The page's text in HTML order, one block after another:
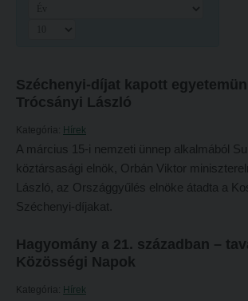
Rektori utasítások
Határozatok
Nemzetközi mobilitás
Történeti áttekintés
Hasznos linkek
Református Pedagógiai Intézet
OKTATÁS
Pedagógusképző Intézet
Gyakorlati és Továbbképzési Intézet
Minőségbiztosítás
Oktatóink
Szabályzatok
Rektori utasítások
Határozatok
Nemzetközi mobilitás
Széchenyi-díjat kapott
Trócsányi László
Kategória: Hírek
A március 15-i nemzeti ünnep alkalmából
köztársasági elnök, Orbán Viktor
László, az Országgyűlés elnöke átadta a
Széchenyi-díjakat.
Hagyomány a 21. században –
Közösségi Napok
Kategória: Hírek